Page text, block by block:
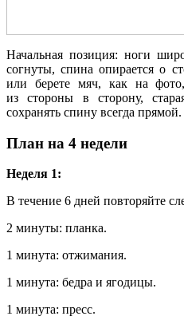
Начальная позиция: ноги
согнуты, спина опирается о
или берете мяч, как на
из стороны в сторону,
сохранять спину всегда прямой.
План на 4 недели
Неделя 1:
В течение 6 дней повторяйте
2 минуты: планка.
1 минута: отжимания.
1 минута: бедра и ягодицы.
1 минута: пресс.